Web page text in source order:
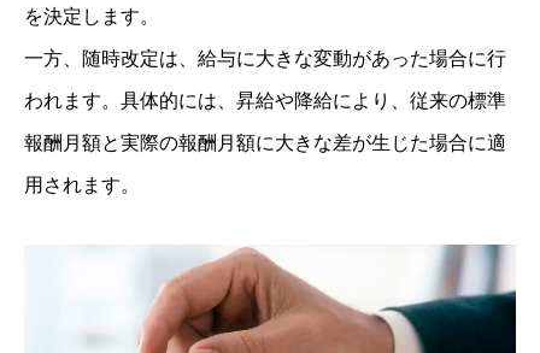
を決定します。
一方、随時改定は、給与に大きな変動があった場合に行
われます。具体的には、昇給や降給により、従来の標準
報酬月額と実際の報酬月額に大きな差が生じた場合に適
用されます。